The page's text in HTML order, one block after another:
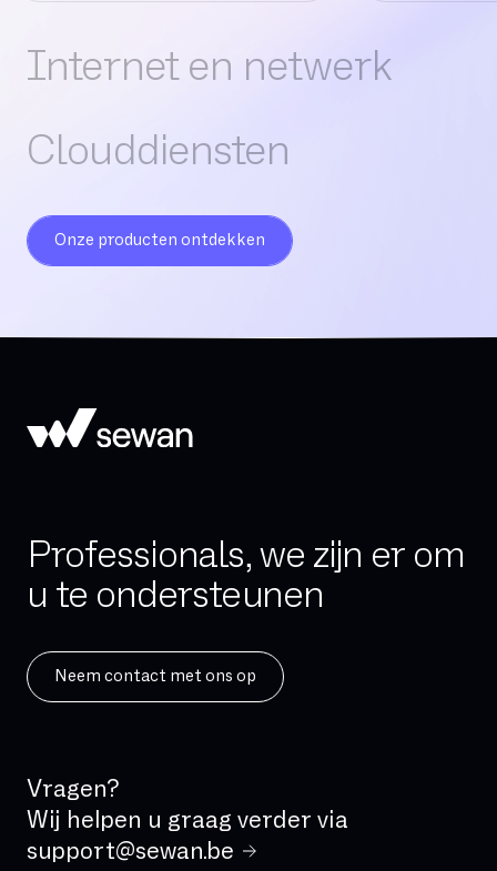
Internet en netwerk
Clouddiensten
Onze producten ontdekken
Professionals, we zijn er om
u te ondersteunen
Neem contact met ons op
Vragen?
Wij helpen u graag verder via
support@sewan.be